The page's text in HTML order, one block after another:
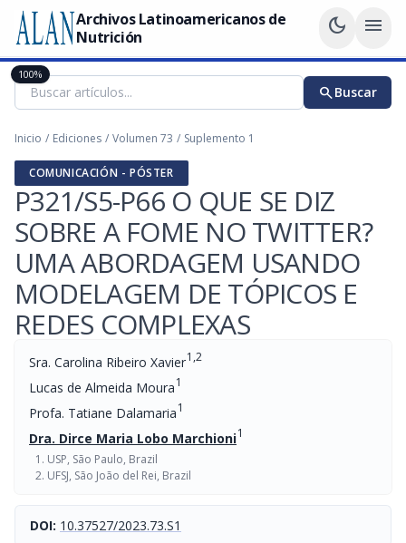
Archivos Latinoamericanos de
Nutrición
dark_mode menu
searchBuscar
Inicio / Ediciones / Volumen 73 / Suplemento 1
COMUNICACIÓN - PÓSTER
P321/S5-P66 O QUE SE DIZ
SOBRE A FOME NO TWITTER?
UMA ABORDAGEM USANDO
MODELAGEM DE TÓPICOS E
REDES COMPLEXAS
Sra. Carolina Ribeiro Xavier1,2
Lucas de Almeida Moura1
Profa. Tatiane Dalamaria1
Dra. Dirce Maria Lobo Marchioni1
USP, São Paulo, Brazil
UFSJ, São João del Rei, Brazil
DOI: 10.37527/2023.73.S1
100%